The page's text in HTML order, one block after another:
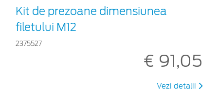
Kit de prezoane dimensiunea
filetului M12
2375527
€ 91,05
Vezi detalii